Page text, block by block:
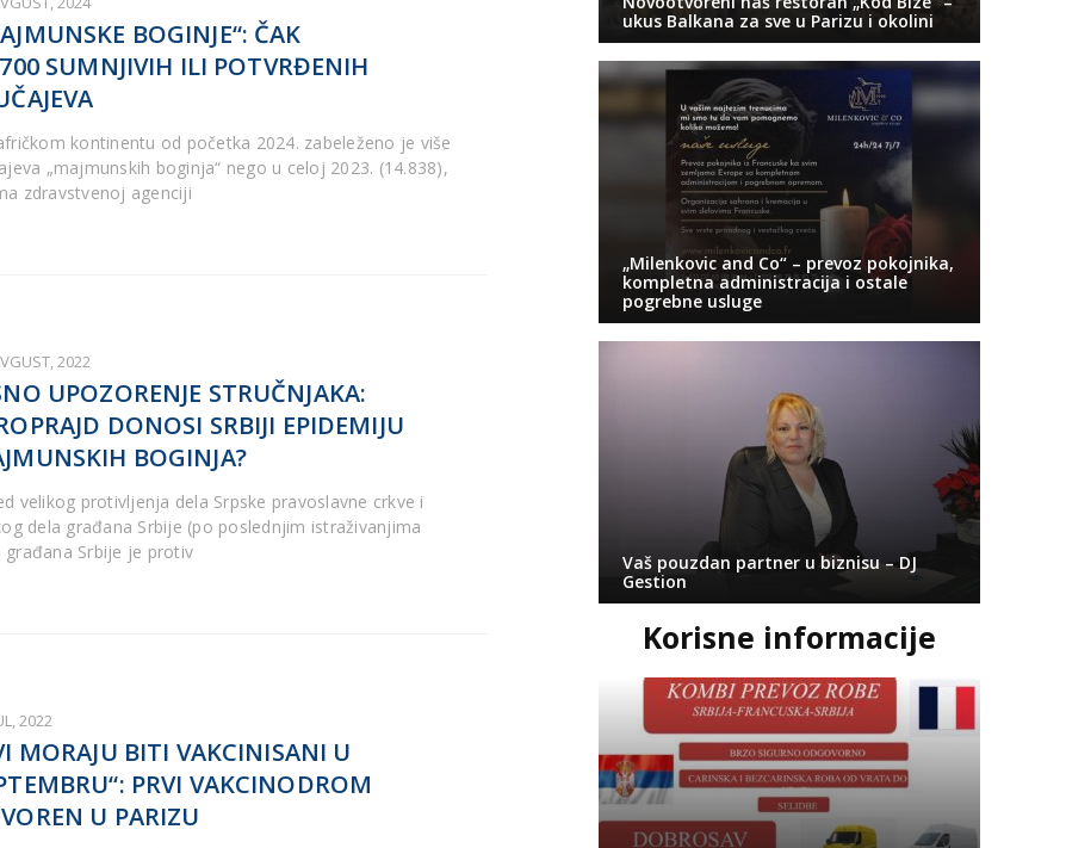
BOGINJE“: ČAK
SUMNJIVIH ILI POTVRĐENIH
kontinentu od početka 2024. zabeleženo je više
„majmunskih boginja“ nego u celoj 2023. (14.838),
zdravstvenoj agenciji
2022
UPOZORENJE STRUČNJAKA:
DONOSI SRBIJI EPIDEMIJU
BOGINJA?
velikog protivljenja dela Srpske pravoslavne crkve i
dela građana Srbije (po poslednjim istraživanjima
građana Srbije je protiv
2022
MORAJU BITI VAKCINISANI U
PRVI VAKCINODROM
U PARIZU
ukus Balkana za sve u Parizu i okolini
„Milenkovic and Co“ – prevoz pokojnika,
kompletna administracija i ostale
pogrebne usluge
Vaš pouzdan partner u biznisu – DJ
Gestion
Korisne informacije